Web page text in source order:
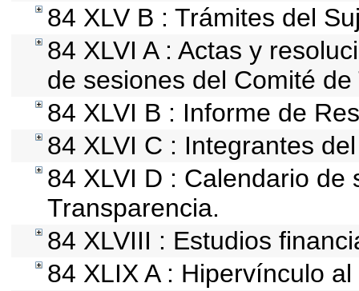
84 XLV B : Trámites del
84 XLVI A : Actas y
de sesiones del Comité
84 XLVI B : Informe de
84 XLVI C : Integrantes
84 XLVI D : Calendario
Transparencia.
84 XLVIII : Estudios
84 XLIX A : Hipervínculo